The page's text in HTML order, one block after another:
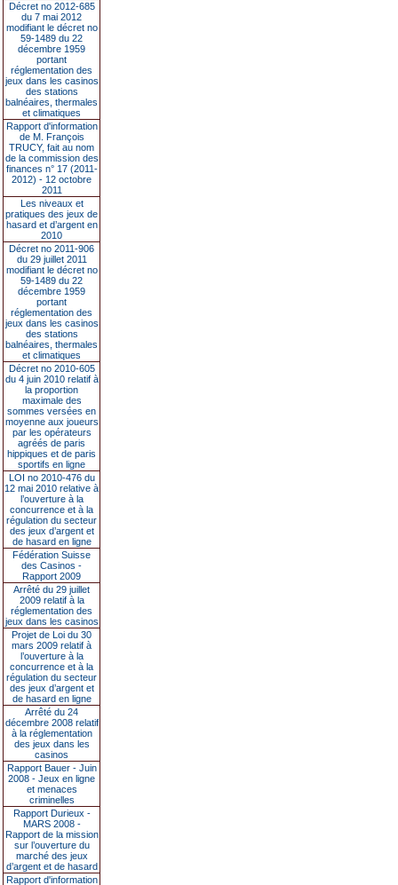
Décret no 2012-685
du 7 mai 2012
modifiant le décret no
59-1489 du 22
décembre 1959
portant
réglementation des
jeux dans les casinos
des stations
balnéaires, thermales
et climatiques
Rapport d'information
de M. François
TRUCY, fait au nom
de la commission des
finances n° 17 (2011-
2012) - 12 octobre
2011
Les niveaux et
pratiques des jeux de
hasard et d’argent en
2010
Décret no 2011-906
du 29 juillet 2011
modifiant le décret no
59-1489 du 22
décembre 1959
portant
réglementation des
jeux dans les casinos
des stations
balnéaires, thermales
et climatiques
Décret no 2010-605
du 4 juin 2010 relatif à
la proportion
maximale des
sommes versées en
moyenne aux joueurs
par les opérateurs
agréés de paris
hippiques et de paris
sportifs en ligne
LOI no 2010-476 du
12 mai 2010 relative à
l’ouverture à la
concurrence et à la
régulation du secteur
des jeux d’argent et
de hasard en ligne
Fédération Suisse
des Casinos -
Rapport 2009
Arrêté du 29 juillet
2009 relatif à la
réglementation des
jeux dans les casinos
Projet de Loi du 30
mars 2009 relatif à
l’ouverture à la
concurrence et à la
régulation du secteur
des jeux d’argent et
de hasard en ligne
Arrêté du 24
décembre 2008 relatif
à la réglementation
des jeux dans les
casinos
Rapport Bauer - Juin
2008 - Jeux en ligne
et menaces
criminelles
Rapport Durieux -
MARS 2008 -
Rapport de la mission
sur l’ouverture du
marché des jeux
d’argent et de hasard
Rapport d'information